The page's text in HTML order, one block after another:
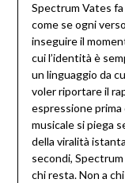
Spectrum Vates
come se ogni
inseguire il
cui l’identità è
un linguaggio da
voler riportare il
espressione
musicale si piega
della viralità
secondi,
chi resta. Non a